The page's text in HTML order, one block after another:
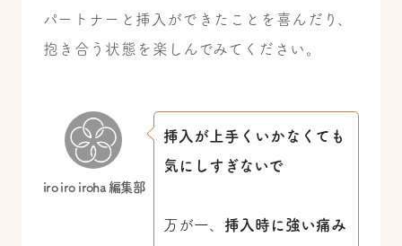
パートナーと挿入ができたことを喜んだり、
抱き合う状態を楽しんでみてください。
iro iro iroha 編集部
挿入が上手くいかなくても
気にしすぎないで
万が一、 挿入時に強い痛み